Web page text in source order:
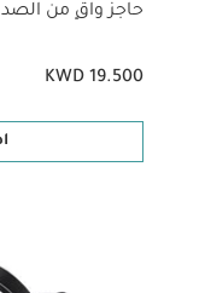
حاجز واقٍ من
KWD 19.500